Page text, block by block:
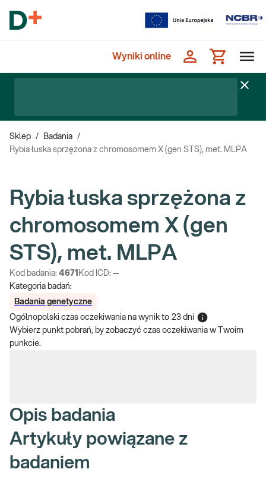
Wyniki online
Sklep / Badania /
Rybia łuska sprzężona z chromosomem X (gen STS), met. MLPA
Rybia łuska sprzężona z
chromosomem X (gen
STS), met. MLPA
Kod badania: 4671 Kod ICD: --
Kategoria badań:
Badania genetyczne
Ogólnopolski czas oczekiwania na wynik to 23 dni
Wybierz punkt pobrań, by zobaczyć czas oczekiwania w Twoim
punkcie.
Opis badania
Artykuły powiązane z
badaniem